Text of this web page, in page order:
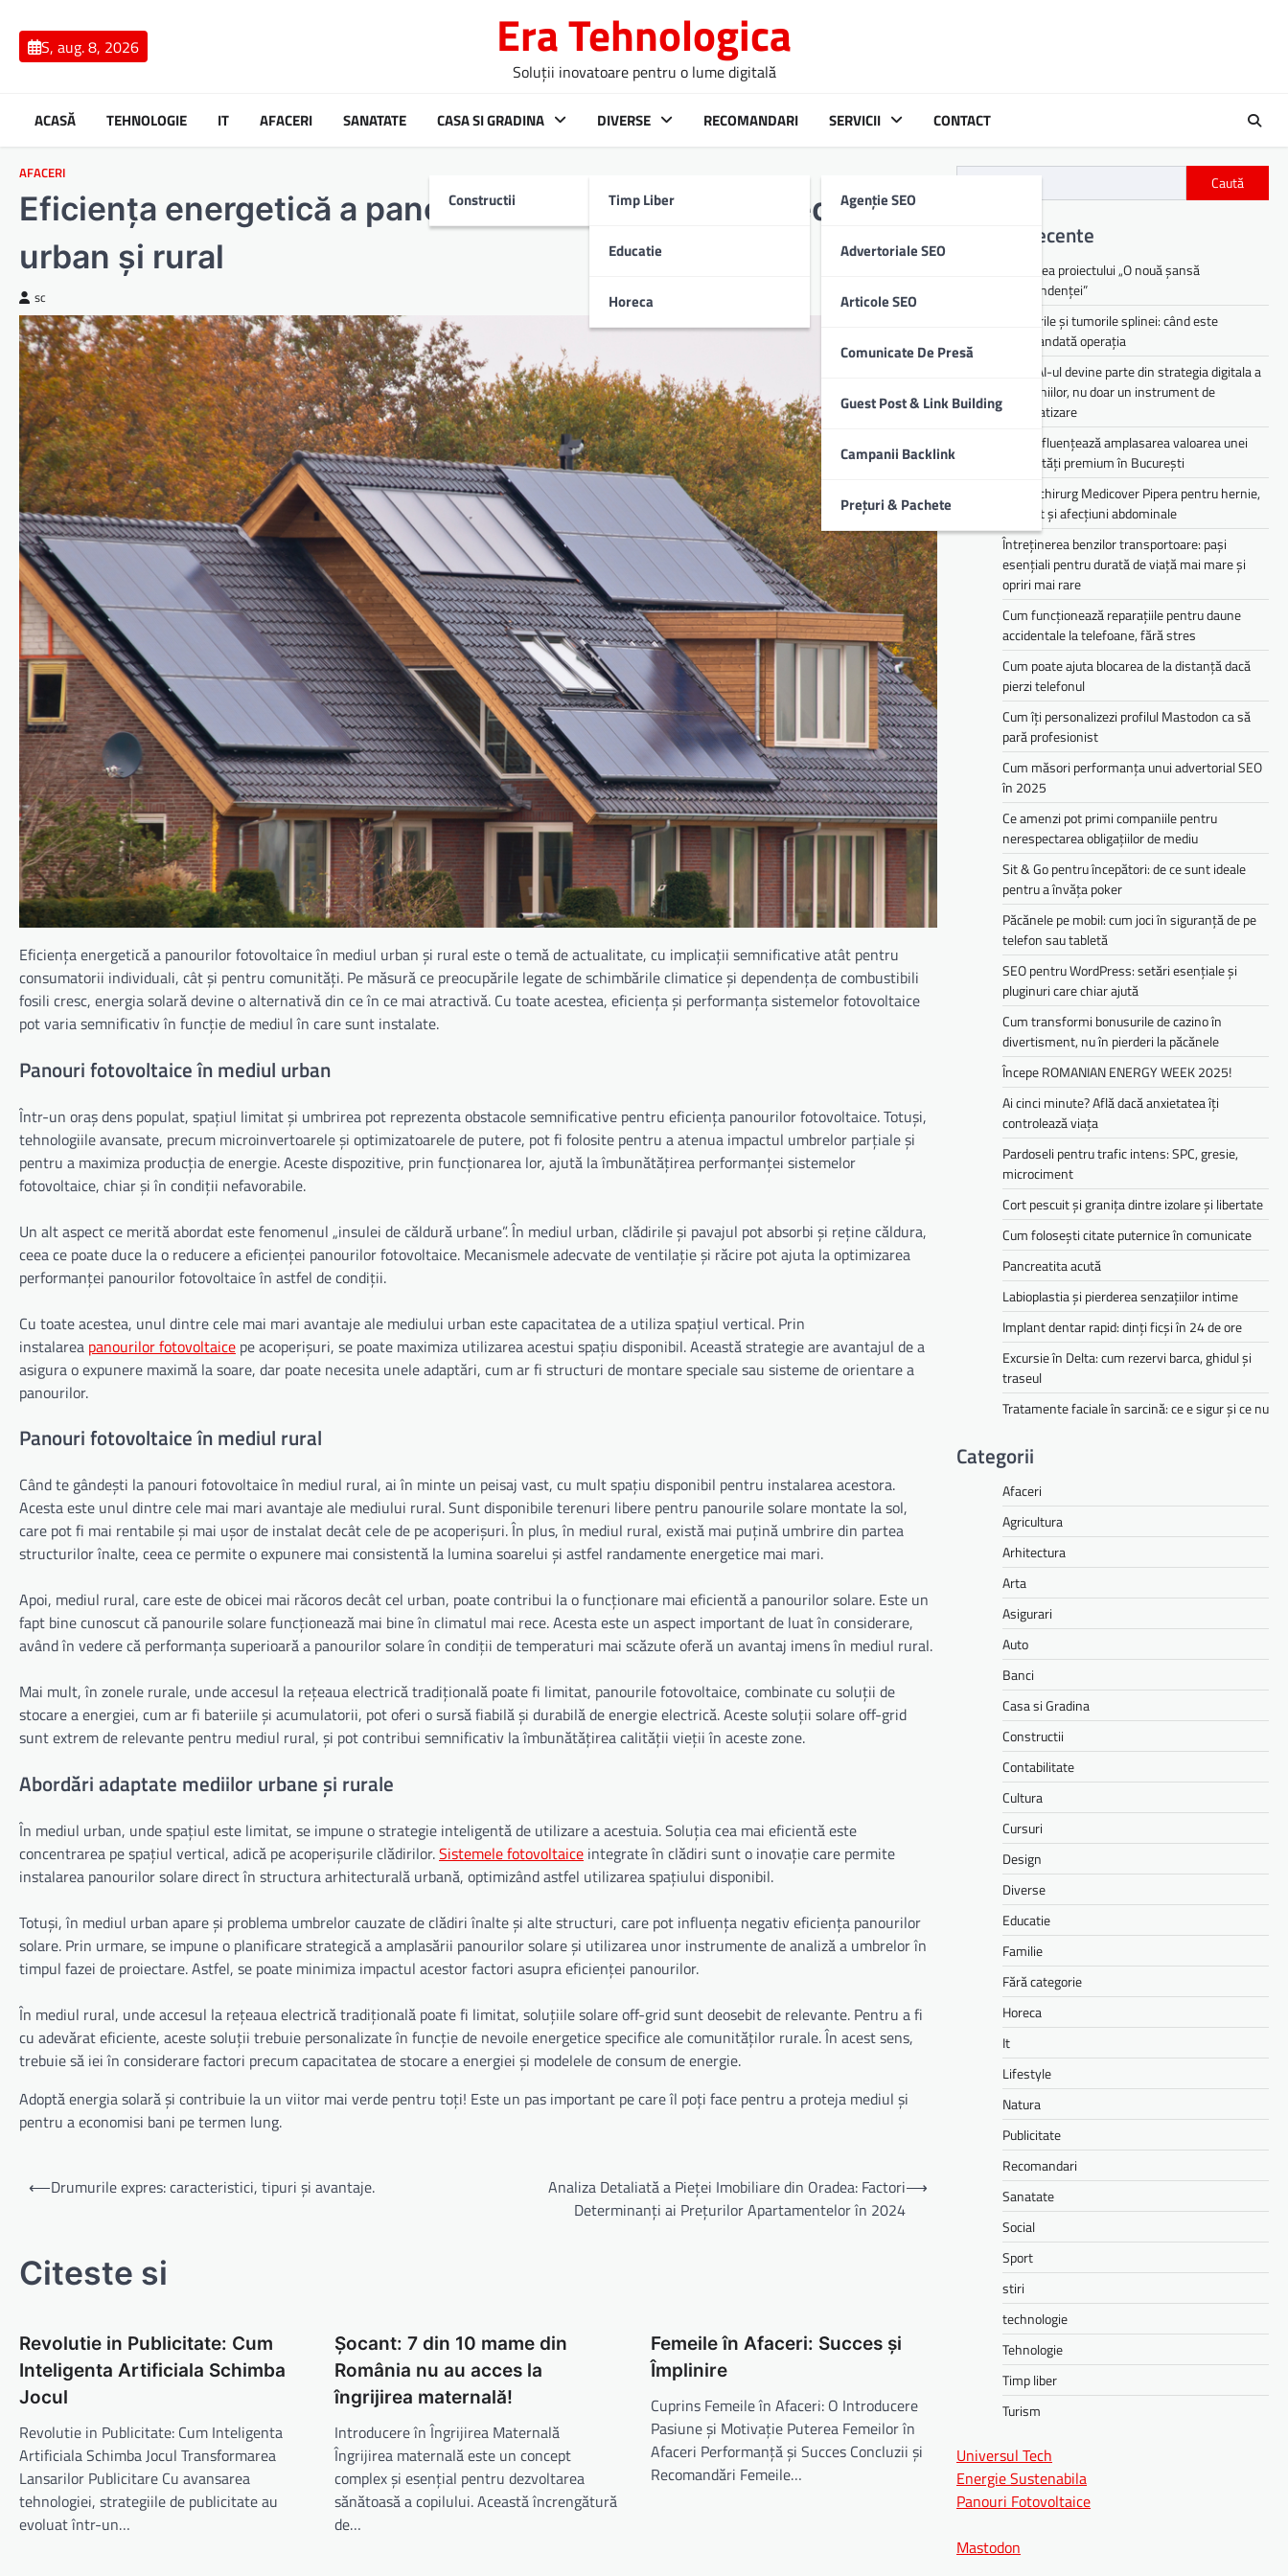
contentS, aug. 8, 2026 Era Tehnologica
Soluții inovatoare pentru o lume digitală
ACASĂ TEHNOLOGIE IT AFACERI SANATATE CASA SI GRADINA
Constructii
DIVERSE
Timp Liber
Educatie
Horeca
RECOMANDARI SERVICII
Agenție SEO
Advertoriale SEO
Articole SEO
Comunicate De Presă
Guest Post & Link Building
Campanii Backlink
Prețuri & Pachete
CONTACT
AFACERI
Eficiența energetică a panourilor fotovoltaice în mediul
urban și rural
sc
Eficiența energetică a panourilor fotovoltaice în mediul urban și rural este o temă de actualitate, cu implicații semnificative atât pentru
consumatorii individuali, cât și pentru comunități. Pe măsură ce preocupările legate de schimbările climatice și dependența de combustibili
fosili cresc, energia solară devine o alternativă din ce în ce mai atractivă. Cu toate acestea, eficiența și performanța sistemelor fotovoltaice
pot varia semnificativ în funcție de mediul în care sunt instalate.
Panouri fotovoltaice în mediul urban
Într-un oraș dens populat, spațiul limitat și umbrirea pot reprezenta obstacole semnificative pentru eficiența panourilor fotovoltaice. Totuși,
tehnologiile avansate, precum microinvertoarele și optimizatoarele de putere, pot fi folosite pentru a atenua impactul umbrelor parțiale și
pentru a maximiza producția de energie. Aceste dispozitive, prin funcționarea lor, ajută la îmbunătățirea performanței sistemelor
fotovoltaice, chiar și în condiții nefavorabile.
Un alt aspect ce merită abordat este fenomenul „insulei de căldură urbane”. În mediul urban, clădirile și pavajul pot absorbi și reține căldura,
ceea ce poate duce la o reducere a eficienței panourilor fotovoltaice. Mecanismele adecvate de ventilație și răcire pot ajuta la optimizarea
performanței panourilor fotovoltaice în astfel de condiții.
Cu toate acestea, unul dintre cele mai mari avantaje ale mediului urban este capacitatea de a utiliza spațiul vertical. Prin
instalarea panourilor fotovoltaice pe acoperișuri, se poate maximiza utilizarea acestui spațiu disponibil. Această strategie are avantajul de a
asigura o expunere maximă la soare, dar poate necesita unele adaptări, cum ar fi structuri de montare speciale sau sisteme de orientare a
panourilor.
Panouri fotovoltaice în mediul rural
Când te gândești la panouri fotovoltaice în mediul rural, ai în minte un peisaj vast, cu mult spațiu disponibil pentru instalarea acestora.
Acesta este unul dintre cele mai mari avantaje ale mediului rural. Sunt disponibile terenuri libere pentru panourile solare montate la sol,
care pot fi mai rentabile și mai ușor de instalat decât cele de pe acoperișuri. În plus, în mediul rural, există mai puțină umbrire din partea
structurilor înalte, ceea ce permite o expunere mai consistentă la lumina soarelui și astfel randamente energetice mai mari.
Apoi, mediul rural, care este de obicei mai răcoros decât cel urban, poate contribui la o funcționare mai eficientă a panourilor solare. Este un
fapt bine cunoscut că panourile solare funcționează mai bine în climatul mai rece. Acesta este un aspect important de luat în considerare,
având în vedere că performanța superioară a panourilor solare în condiții de temperaturi mai scăzute oferă un avantaj imens în mediul rural.
Mai mult, în zonele rurale, unde accesul la rețeaua electrică tradițională poate fi limitat, panourile fotovoltaice, combinate cu soluții de
stocare a energiei, cum ar fi bateriile și acumulatorii, pot oferi o sursă fiabilă și durabilă de energie electrică. Aceste soluții solare off-grid
sunt extrem de relevante pentru mediul rural, și pot contribui semnificativ la îmbunătățirea calității vieții în aceste zone.
Abordări adaptate mediilor urbane și rurale
În mediul urban, unde spațiul este limitat, se impune o strategie inteligentă de utilizare a acestuia. Soluția cea mai eficientă este
concentrarea pe spațiul vertical, adică pe acoperișurile clădirilor.Sistemele fotovoltaice integrate în clădiri sunt o inovație care permite
instalarea panourilor solare direct în structura arhitecturală urbană, optimizând astfel utilizarea spațiului disponibil.
Totuși, în mediul urban apare și problema umbrelor cauzate de clădiri înalte și alte structuri, care pot influența negativ eficiența panourilor
solare. Prin urmare, se impune o planificare strategică a amplasării panourilor solare și utilizarea unor instrumente de analiză a umbrelor în
timpul fazei de proiectare. Astfel, se poate minimiza impactul acestor factori asupra eficienței panourilor.
În mediul rural, unde accesul la rețeaua electrică tradițională poate fi limitat, soluțiile solare off-grid sunt deosebit de relevante. Pentru a fi
cu adevărat eficiente, aceste soluții trebuie personalizate în funcție de nevoile energetice specifice ale comunităților rurale. În acest sens,
trebuie să iei în considerare factori precum capacitatea de stocare a energiei și modelele de consum de energie.
Adoptă energia solară și contribuie la un viitor mai verde pentru toți! Este un pas important pe care îl poți face pentru a proteja mediul și
pentru a economisi bani pe termen lung.
Navigare
⟵Drumurile expres: caracteristici, tipuri și avantaje.
Analiza Detaliată a Pieței Imobiliare din Oradea: Factori
Determinanți ai Prețurilor Apartamentelor în 2024
⟶
Citeste si
Revolutie in Publicitate: Cum
Inteligenta Artificiala Schimba
Jocul
Revolutie in Publicitate: Cum Inteligenta
Artificiala Schimba Jocul Transformarea
Lansarilor Publicitare Cu avansarea
tehnologiei, strategiile de publicitate au
evoluat într-un…
Șocant: 7 din 10 mame din
România nu au acces la
îngrijirea maternală!
Introducere în Îngrijirea Maternală
Îngrijirea maternală este un concept
complex și esențial pentru dezvoltarea
sănătoasă a copilului. Această încrengătură
de…
Femeile în Afaceri: Succes și
Împlinire
Cuprins Femeile în Afaceri: O Introducere
Pasiune și Motivație Puterea Femeilor în
Afaceri Performanță și Succes Concluzii și
Recomandări Femeile…
Caută
Articole recente
Lansarea proiectului „O nouă șansă
independenței”
Chisturile și tumorile splinei: când este
recomandată operația
De ce AI-ul devine parte din strategia digitala a
companiilor, nu doar un instrument de
automatizare
Cum influențează amplasarea valoarea unei
proprietăți premium în București
Medic chirurg Medicover Pipera pentru hernie,
colecist și afecțiuni abdominale
Întreținerea benzilor transportoare: pași
esențiali pentru durată de viață mai mare și
opriri mai rare
Cum funcționează reparațiile pentru daune
accidentale la telefoane, fără stres
Cum poate ajuta blocarea de la distanță dacă
pierzi telefonul
Cum îți personalizezi profilul Mastodon ca să
pară profesionist
Cum măsori performanța unui advertorial SEO
în 2025
Ce amenzi pot primi companiile pentru
nerespectarea obligațiilor de mediu­­
Sit & Go pentru începători: de ce sunt ideale
pentru a învăța poker
Păcănele pe mobil: cum joci în siguranță de pe
telefon sau tabletă
SEO pentru WordPress: setări esențiale și
pluginuri care chiar ajută
Cum transformi bonusurile de cazino în
divertisment, nu în pierderi la păcănele
Începe ROMANIAN ENERGY WEEK 2025!
Ai cinci minute? Află dacă anxietatea îți
controlează viața
Pardoseli pentru trafic intens: SPC, gresie,
microciment
Cort pescuit și granița dintre izolare și libertate
Cum folosești citate puternice în comunicate
Pancreatita acută
Labioplastia și pierderea senzațiilor intime
Implant dentar rapid: dinți ficși în 24 de ore
Excursie în Delta: cum rezervi barca, ghidul și
traseul
Tratamente faciale în sarcină: ce e sigur și ce nu
Categorii
Afaceri
Agricultura
Arhitectura
Arta
Asigurari
Auto
Banci
Casa si Gradina
Constructii
Contabilitate
Cultura
Cursuri
Design
Diverse
Educatie
Familie
Fără categorie
Horeca
It
Lifestyle
Natura
Publicitate
Recomandari
Sanatate
Social
Sport
stiri
technologie
Tehnologie
Timp liber
Turism
Universul Tech
Energie Sustenabila
Panouri Fotovoltaice
Mastodon